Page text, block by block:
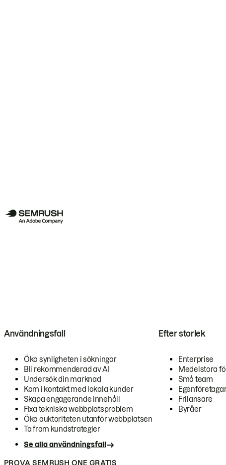
Användningsfall
Öka synligheten i sökningar
Bli rekommenderad av AI
Undersök din marknad
Kom i kontakt med lokala kunder
Skapa engagerande innehåll
Fixa tekniska webbplatsproblem
Öka auktoriteten utanför webbplatsen
Ta fram kundstrategier
Se alla användningsfall
Efter storlek
Enterprise
Medelstora
Små team
Frilansare
Byråer
PROVA SEMRUSH ONE GRATIS